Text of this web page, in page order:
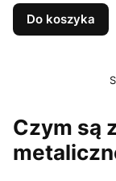
Do koszyka
Czym są